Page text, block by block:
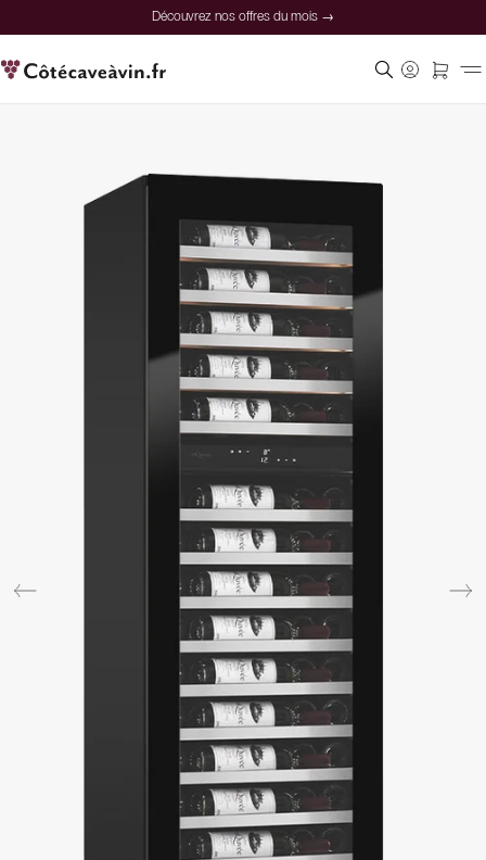
Découvrez nos offres du mois →